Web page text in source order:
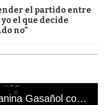
el partido entre
el que decide
no”
El mal momento de Yanina Gasañol con un hincha argentino en "Subrayado"